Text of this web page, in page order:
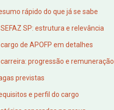
rápido do que já se sabe
SP: estrutura e relevância
de APOFP em detalhes
progressão e remuneração
previstas
e perfil do cargo